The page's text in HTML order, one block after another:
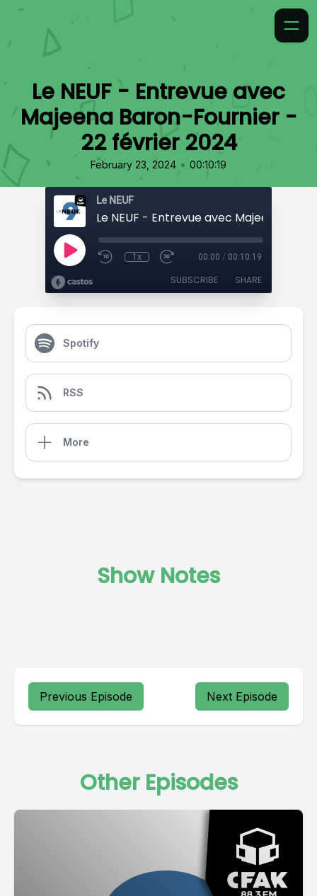
Le NEUF - Entrevue avec
Majeena Baron-Fournier -
22 février 2024
February 23, 2024 • 00:10:19
Le NEUF
1x 00:00 / 00:10:19
SUBSCRIBE SHARE
Spotify
RSS
More
Show Notes
Previous Episode Next Episode
Other Episodes